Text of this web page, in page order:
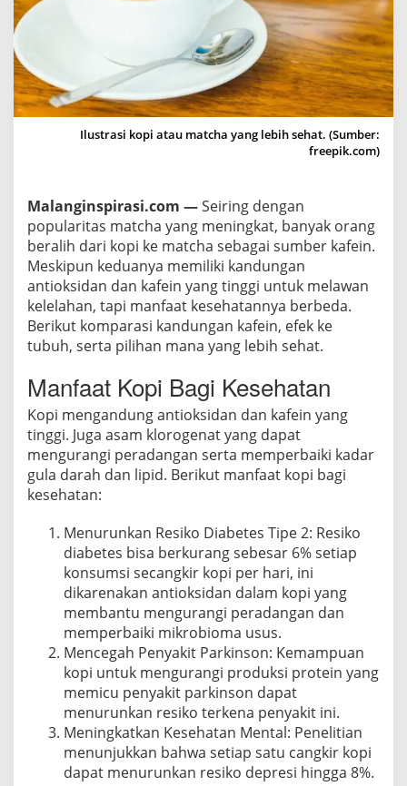
M
a
n
a
y
a
n
e
b
i
h
S
e
h
a
Ilustrasi kopi atau matcha yang lebih sehat. (Sumber:
freepik.com)
Malanginspirasi.com —Seiring dengan
popularitas matcha yang meningkat, banyak orang
beralih dari kopi ke matcha sebagai sumber kafein.
Meskipun keduanya memiliki kandungan
antioksidan dan kafein yang tinggi untuk melawan
kelelahan, tapi manfaat kesehatannya berbeda.
Berikut komparasi kandungan kafein, efek ke
tubuh, serta pilihan mana yang lebih sehat.
Manfaat Kopi Bagi Kesehatan
Kopi mengandung antioksidan dan kafein yang
tinggi. Juga asam klorogenat yang dapat
mengurangi peradangan serta memperbaiki kadar
gula darah dan lipid. Berikut manfaat kopi bagi
kesehatan:
Menurunkan Resiko Diabetes Tipe 2: Resiko
diabetes bisa berkurang sebesar 6% setiap
konsumsi secangkir kopi per hari, ini
dikarenakan antioksidan dalam kopi yang
membantu mengurangi peradangan dan
memperbaiki mikrobioma usus.
Mencegah Penyakit Parkinson: Kemampuan
kopi untuk mengurangi produksi protein yang
memicu penyakit parkinson dapat
menurunkan resiko terkena penyakit ini.
Meningkatkan Kesehatan Mental: Penelitian
menunjukkan bahwa setiap satu cangkir kopi
dapat menurunkan resiko depresi hingga 8%.